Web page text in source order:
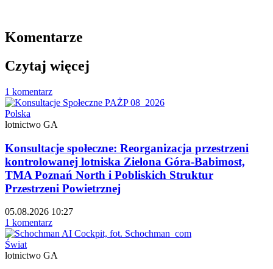
Komentarze
Czytaj więcej
1 komentarz
Polska
lotnictwo GA
Konsultacje społeczne: Reorganizacja przestrzeni
kontrolowanej lotniska Zielona Góra-Babimost,
TMA Poznań North i Pobliskich Struktur
Przestrzeni Powietrznej
05.08.2026 10:27
1 komentarz
Świat
lotnictwo GA